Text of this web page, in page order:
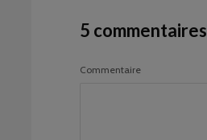
5 commentaires
Commentaire